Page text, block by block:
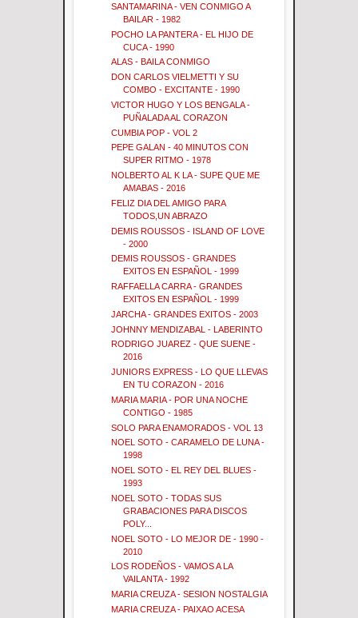
SANTAMARINA - VEN CONMIGO A
BAILAR - 1982
POCHO LA PANTERA - EL HIJO DE
CUCA - 1990
ALAS - BAILA CONMIGO
DON CARLOS VIELMETTI Y SU
COMBO - EXCITANTE - 1990
VICTOR HUGO Y LOS BENGALA -
PUÑALADA AL CORAZON
CUMBIA POP - VOL 2
PEPE GALAN - 40 MINUTOS CON
SUPER RITMO - 1978
NOLBERTO AL K LA - SUPE QUE ME
AMABAS - 2016
FELIZ DIA DEL AMIGO PARA
TODOS,UN ABRAZO
DEMIS ROUSSOS - ISLAND OF LOVE
- 2000
DEMIS ROUSSOS - GRANDES
EXITOS EN ESPAÑOL - 1999
RAFFAELLA CARRA - GRANDES
EXITOS EN ESPAÑOL - 1999
JARCHA - GRANDES EXITOS - 2003
JOHNNY MENDIZABAL - LABERINTO
RODRIGO JUAREZ - QUE SUENE -
2016
JUNIORS EXPRESS - LO QUE LLEVAS
EN TU CORAZON - 2016
MARIA MARIA - POR UNA NOCHE
CONTIGO - 1985
SOLO PARA ENAMORADOS - VOL 13
NOEL SOTO - CARAMELO DE LUNA -
1998
NOEL SOTO - EL REY DEL BLUES -
1993
NOEL SOTO - TODAS SUS
GRABACIONES PARA DISCOS
POLY...
NOEL SOTO - LO MEJOR DE - 1990 -
2010
LOS RODEÑOS - VAMOS A LA
VAILANTA - 1992
MARIA CREUZA - SESION NOSTALGIA
MARIA CREUZA - PAIXAO ACESA